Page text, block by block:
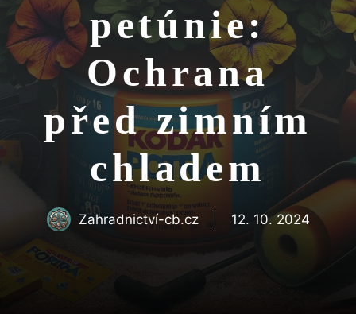
petúnie:
Ochrana
před zimním
chladem
Zahradnictví-cb.cz 12. 10. 2024